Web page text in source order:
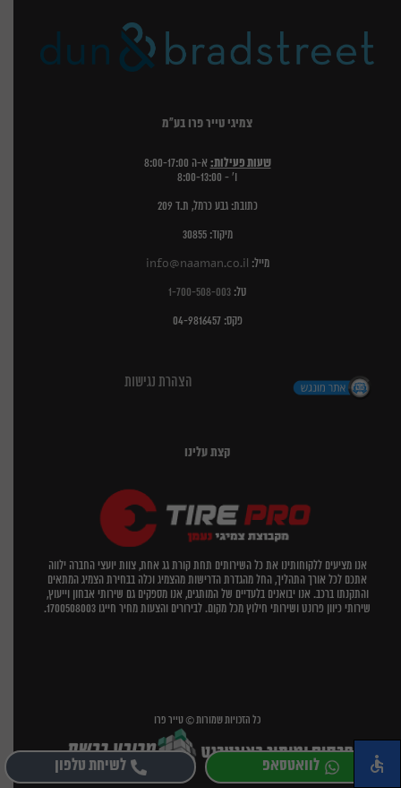
צמיגי טייר פרו בע"מ
שעות פעילות: א-ה 8:00-17:00
ו' - 8:00-13:00
כתובת: גבע כרמל, ת.ד 209
מיקוד: 30855
מייל: info@naaman.co.il
טל:1-700-508-003
פקס: 04-9816457
הצהרת נגישות
קצת עלינו
אנו מציעים ללקוחותינו את כל השירותים תחת קורת גג אחת, צוות יועצי החברה ילווה
אתכם לכל אורך התהליך, החל מהגדרת הדרישות מהצמיג וכלה בבחירת הצמיג המתאים
והתקנתו ברכב. אנו יבואנים בלעדיים של המותגים, אנו מספקים גם שירותי אבחון וייעוץ,
שירותי כיוון פרונט ושירותי חילוץ מכל מקום. לבירורים והצעות מחיר חייגו 1700508003.
כל הזכויות שמורות © טייר פרו
לוואטסאפ לשיחת טלפון